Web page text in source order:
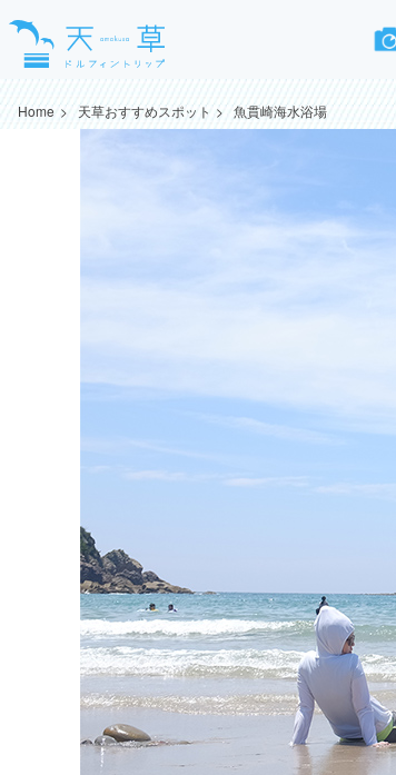
Home 天草おすすめスポット 魚貫崎海水浴場